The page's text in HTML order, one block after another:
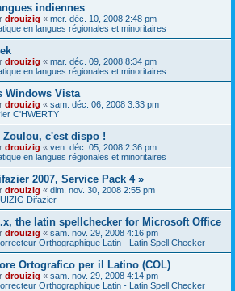
indiennes
drouizig « mer. déc. 10, 2008 2:48 pm
en langues régionales et minoritaires
drouizig « mar. déc. 09, 2008 8:34 pm
en langues régionales et minoritaires
Windows Vista
drouizig « sam. déc. 06, 2008 3:33 pm
C'HWERTY
Zoulou, c'est dispo !
drouizig « ven. déc. 05, 2008 2:36 pm
en langues régionales et minoritaires
2007, Service Pack 4 »
drouizig « dim. nov. 30, 2008 2:55 pm
Difazier
the latin spellchecker for Microsoft Office
drouizig « sam. nov. 29, 2008 4:16 pm
Orthographique Latin - Latin Spell Checker
Ortografico per il Latino (COL)
drouizig « sam. nov. 29, 2008 4:14 pm
Orthographique Latin - Latin Spell Checker